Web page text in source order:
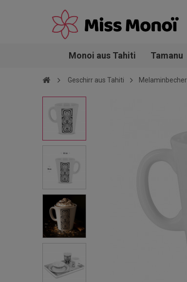
Monoi aus Tahiti Tamanu
Geschirr aus Tahiti